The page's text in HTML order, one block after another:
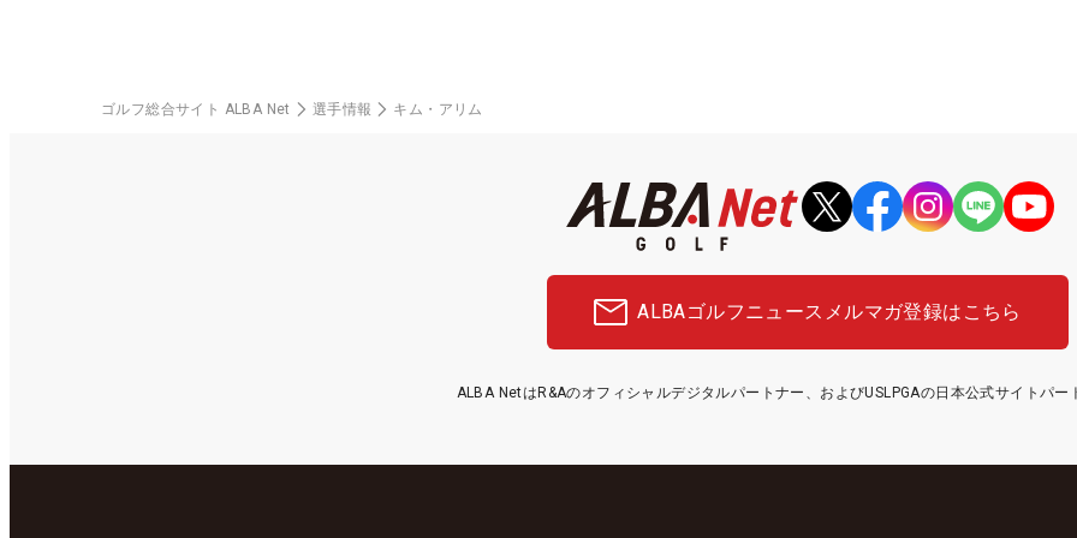
ゴルフ総合サイト ALBA Net 選手情報 キム・アリム
ALBAゴルフニュース メルマガ登録はこちら
ALBA NetはR&Aのオフィシャルデジタルパートナー、およびUSLPGAの日本公式サイトパー